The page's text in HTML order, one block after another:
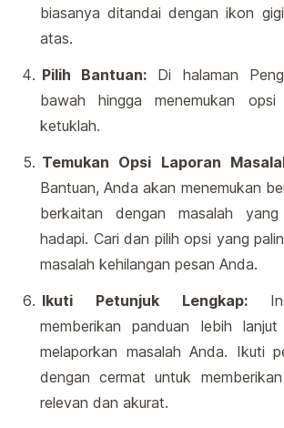
biasanya ditandai dengan ikon
atas.
Pilih Bantuan: Di halaman
bawah hingga menemukan
ketuklah.
Temukan Opsi Laporan
Bantuan, Anda akan menemukan
berkaitan dengan masalah
hadapi. Cari dan pilih opsi yang
masalah kehilangan pesan Anda.
Ikuti Petunjuk Lengkap:
memberikan panduan lebih
melaporkan masalah Anda. Ikuti
dengan cermat untuk
relevan dan akurat.